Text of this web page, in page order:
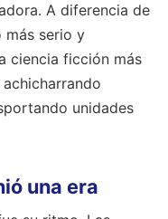
A diferencia de
más serio y
ciencia ficción más
unidades
una era